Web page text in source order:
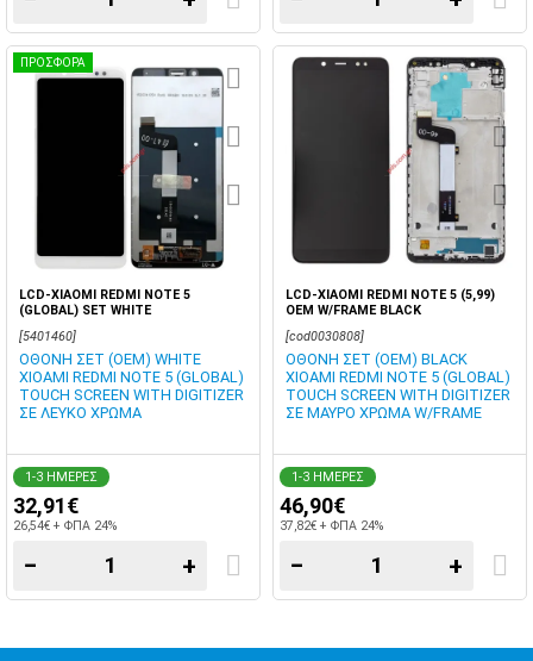
ΠΡΟΣΦΟΡΑ
LCD-XIAOMI REDMI NOTE 5
(GLOBAL) SET WHITE
[5401460]
ΟΘΟΝΗ ΣΕΤ (OEM) WHITE
XIOAMI REDMI NOTE 5 (GLOBAL)
TOUCH SCREEN WITH DIGITIZER
ΣΕ ΛΕΥΚΟ ΧΡΩΜΑ
1-3 ΗΜΕΡΕΣ
32,91€
26,54€ + ΦΠΑ 24%
− +
LCD-XIAOMI REDMI NOTE 5 (5,99)
OEM W/FRAME BLACK
[cod0030808]
ΟΘΟΝΗ ΣΕΤ (OEM) BLACK
XIOAMI REDMI NOTE 5 (GLOBAL)
TOUCH SCREEN WITH DIGITIZER
ΣΕ ΜΑΥΡΟ ΧΡΩΜΑ W/FRAME
1-3 ΗΜΕΡΕΣ
46,90€
37,82€ + ΦΠΑ 24%
− +